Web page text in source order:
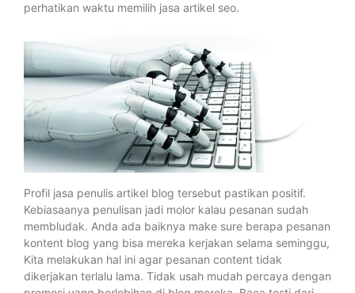
perhatikan waktu memilih jasa artikel seo.
Profil jasa penulis artikel blog tersebut pastikan positif.
Kebiasaanya penulisan jadi molor kalau pesanan sudah
membludak. Anda ada baiknya make sure berapa pesanan
kontent blog yang bisa mereka kerjakan selama seminggu,
Kita melakukan hal ini agar pesanan content tidak
dikerjakan terlalu lama. Tidak usah mudah percaya dengan